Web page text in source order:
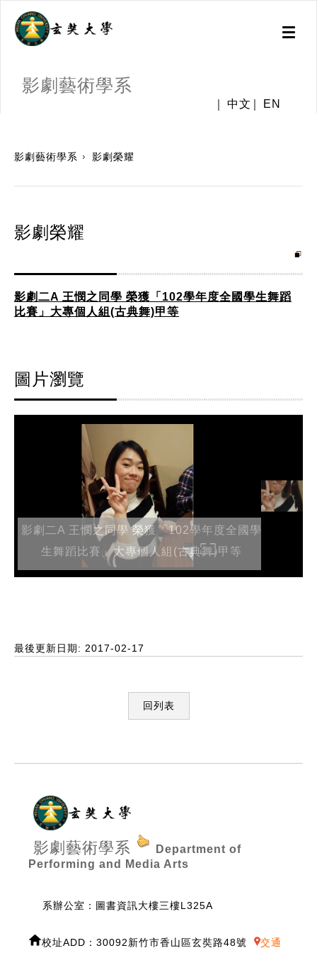
Toggle
影劇藝術學系
中文 EN
影劇藝術學系 影劇榮耀
影劇榮耀
影劇二A 王憫之同學 榮獲「102學年度全國學生舞蹈
比賽」大專個人組(古典舞)甲等
圖片瀏覽
影劇二A 王憫之同學 榮獲「102學年度全國學
生舞蹈比賽」大專個人組(古典舞)甲等
最後更新日期: 2017-02-17
回列表
影劇藝術學系
Department of
Performing and Media Arts
系辦公室：圖書資訊大樓三樓L325A
校址ADD：30092新竹市香山區玄奘路48號
交通